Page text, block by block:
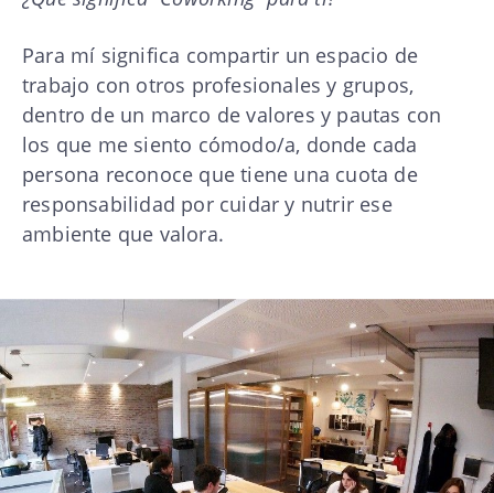
Para mí significa compartir un espacio de
trabajo con otros profesionales y grupos,
dentro de un marco de valores y pautas con
los que me siento cómodo/a, donde cada
persona reconoce que tiene una cuota de
responsabilidad por cuidar y nutrir ese
ambiente que valora.